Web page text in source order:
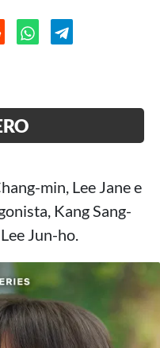
min, Lee Jane e
Kang Sang-
Jun-ho.